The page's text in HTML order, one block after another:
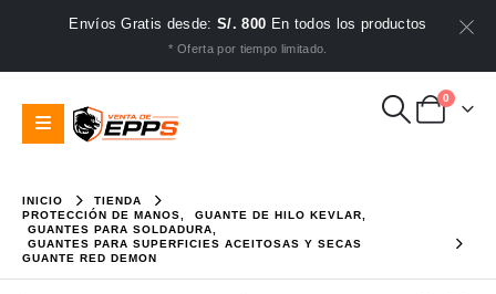
Envíos Gratis desde:S/. 800 En todos los productos
* Oferta por tiempo limitado.
0
INICIO
TIENDA
PROTECCIÓN DE MANOS
GUANTE DE HILO KEVLAR
GUANTES PARA SOLDADURA
GUANTES PARA SUPERFICIES ACEITOSAS Y SECAS
GUANTE RED DEMON